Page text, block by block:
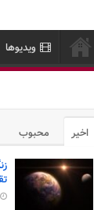
ویدیوها
اخیر محبوب